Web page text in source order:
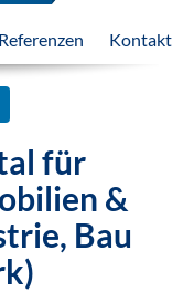
Referenzen Kontakt
für
&
Bau